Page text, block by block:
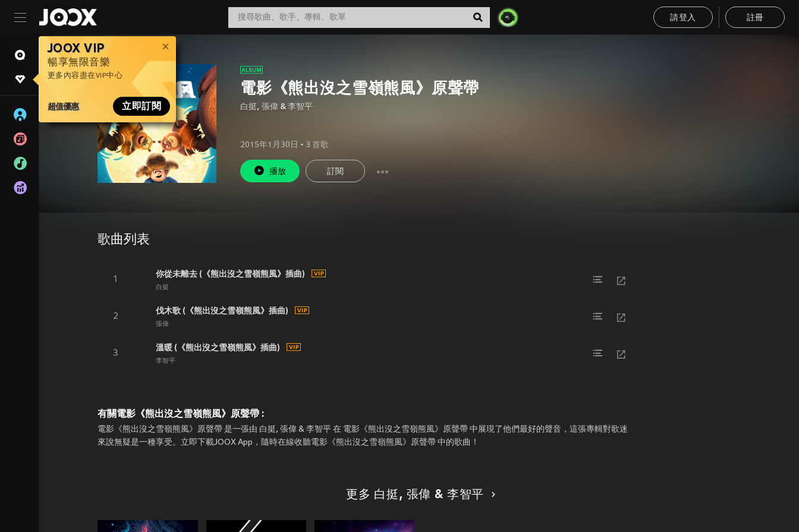
請登入 註冊
JOOX VIP
暢享無限音樂
更多內容盡在VIP中心
超值優惠 立即訂閱
電影《熊出沒之雪嶺熊風》原聲帶
白挺, 張偉 & 李智平
2015年1月30日 • 3 首歌
播放 訂閱
歌曲列表
1
你從未離去 (《熊出沒之雪嶺熊風》插曲)
白挺
2
伐木歌 (《熊出沒之雪嶺熊風》插曲)
張偉
3
溫暖 (《熊出沒之雪嶺熊風》插曲)
李智平
有關電影《熊出沒之雪嶺熊風》原聲帶 :
電影《熊出沒之雪嶺熊風》原聲帶 是一張由 白挺, 張偉 & 李智平 在 電影《熊出沒之雪嶺熊風》原聲帶 中展現了他們最好的聲音，這張專輯對歌迷
來說無疑是一種享受。立即下載JOOX App，隨時在線收聽電影《熊出沒之雪嶺熊風》原聲帶 中的歌曲！
更多 白挺, 張偉 & 李智平